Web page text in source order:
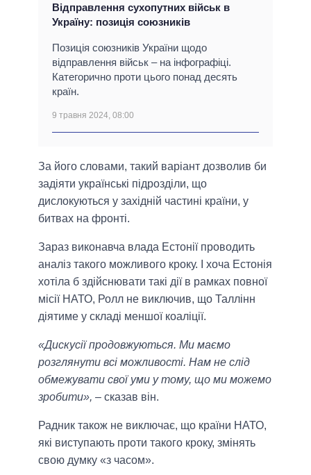
Відправлення сухопутних військ в
Україну: позиція союзників
Позиція союзників України щодо
відправлення військ – на інфографіці.
Категорично проти цього понад десять
країн.
9 травня 2024, 08:00
За його словами, такий варіант дозволив би
задіяти українські підрозділи, що
дислокуються у західній частині країни, у
битвах на фронті.
Зараз виконавча влада Естонії проводить
аналіз такого можливого кроку. І хоча Естонія
хотіла б здійснювати такі дії в рамках повної
місії НАТО, Ролл не виключив, що Таллінн
діятиме у складі меншої коаліції.
«Дискусії продовжуються. Ми маємо
розглянути всі можливості. Нам не слід
обмежувати свої уми у тому, що ми можемо
зробити», – сказав він.
Радник також не виключає, що країни НАТО,
які виступають проти такого кроку, змінять
свою думку «з часом».